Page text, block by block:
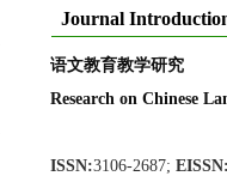
Journal
语文教育教学研究
Research on Chinese
ISSN:3106-2687; EISSN: